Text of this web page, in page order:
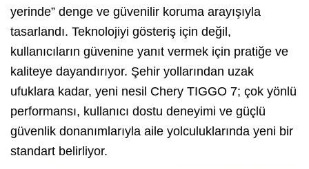
yerinde” denge ve güvenilir koruma arayışıyla
tasarlandı. Teknolojiyi gösteriş için değil,
kullanıcıların güvenine yanıt vermek için pratiğe ve
kaliteye dayandırıyor. Şehir yollarından uzak
ufuklara kadar, yeni nesil Chery TIGGO 7; çok yönlü
performansı, kullanıcı dostu deneyimi ve güçlü
güvenlik donanımlarıyla aile yolculuklarında yeni bir
standart belirliyor.